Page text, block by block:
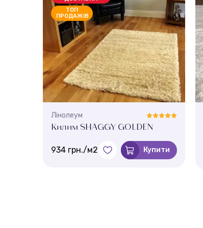
ТОП
ПРОДАЖІВ
Лінолеум
Килим SHAGGY GOLDEN
934 грн./м2 Купити